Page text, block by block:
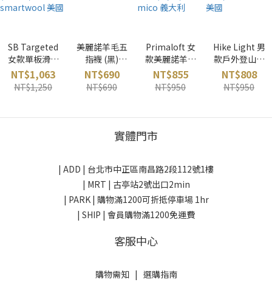
SB Targeted
女款單板滑雪
襪 (蜂蜜黃)
smartwool
美國
NT$1,063
NT$1,250
美麗諾羊毛五
指襪 (黑)
Yamatune 日
本
NT$690
NT$690
Primaloft 女
款美麗諾羊毛
滑雪襪 (黑/桃)
mico 義大利
NT$855
NT$950
Hike Light 男
款戶外登山襪
(海軍藍)
smartwool
美國
NT$808
NT$950
實體門市
| ADD | 台北市中正區南昌路2段112號1樓
| MRT | 古亭站2號出口2min
| PARK | 購物滿1200可折抵停車場 1hr
| SHIP | 會員購物滿1200免運費
客服中心
購物需知| 選購指南